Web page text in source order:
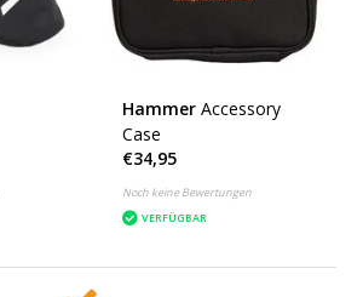
Hammer Accessory
Case
€34,95
Noch keine Bewertungen
VERFÜGBAR